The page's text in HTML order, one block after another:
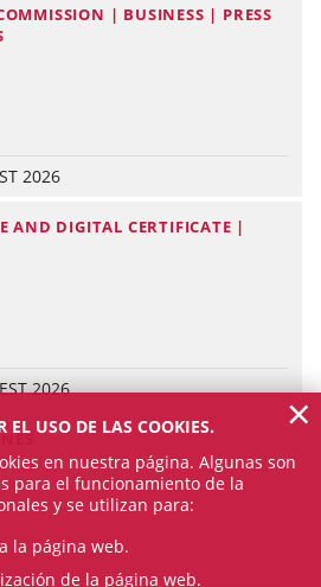
| BUSINESS | PRESS
2026
AND DIGITAL CERTIFICATE |
2026
EL USO DE LAS COOKIES.
en nuestra página. Algunas son
para el funcionamiento de la
y se utilizan para:
la página web.
de la página web.
×